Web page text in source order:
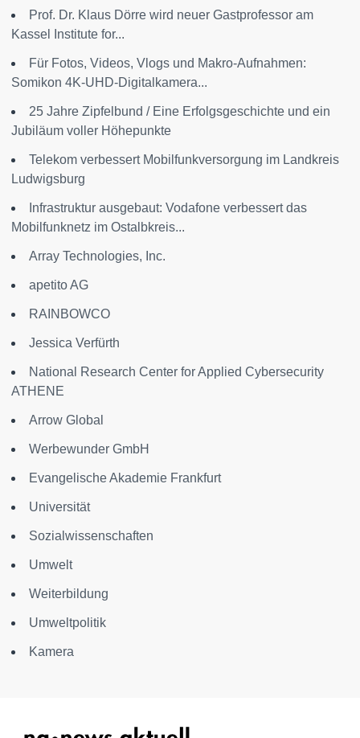
Prof. Dr. Klaus Dörre wird neuer Gastprofessor am
Kassel Institute for...
Für Fotos, Videos, Vlogs und Makro-Aufnahmen:
Somikon 4K-UHD-Digitalkamera...
25 Jahre Zipfelbund / Eine Erfolgsgeschichte und ein
Jubiläum voller Höhepunkte
Telekom verbessert Mobilfunkversorgung im Landkreis
Ludwigsburg
Infrastruktur ausgebaut: Vodafone verbessert das
Mobilfunknetz im Ostalbkreis...
Array Technologies, Inc.
apetito AG
RAINBOWCO
Jessica Verfürth
National Research Center for Applied Cybersecurity
ATHENE
Arrow Global
Werbewunder GmbH
Evangelische Akademie Frankfurt
Universität
Sozialwissenschaften
Umwelt
Weiterbildung
Umweltpolitik
Kamera